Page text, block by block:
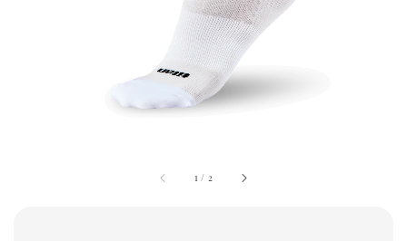
1 / 2